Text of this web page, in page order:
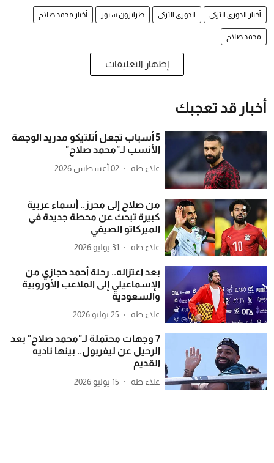
أخبار الدوري التركي الدوري التركي طرابزون سبور أخبار محمد صلاح
محمد صلاح
إظهار التعليقات
أخبار قد تعجبك
5 أسباب تجعل أتلتيكو مدريد الوجهة
الأنسب لـ"محمد صلاح"
علاء طه 02 أغسطس 2026
من صلاح إلى محرز.. أسماء عربية
كبيرة تبحث عن محطة جديدة في
الميركاتو الصيفي
علاء طه 31 يوليو 2026
بعد اعتزاله.. رحلة أحمد حجازي من
الإسماعيلي إلى الملاعب الأوروبية
والسعودية
علاء طه 25 يوليو 2026
7 وجهات محتملة لـ"محمد صلاح" بعد
الرحيل عن ليفربول.. بينها ناديه
القديم
علاء طه 15 يوليو 2026